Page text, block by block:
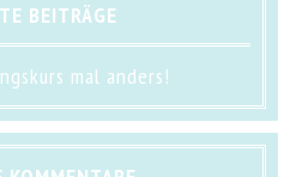
BEITRÄGE
mal anders!